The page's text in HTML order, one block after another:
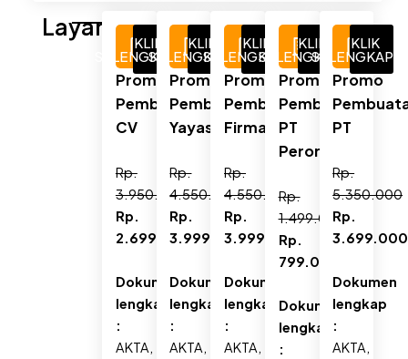
Layanan
Promo
Pembuatan
CV
Rp.
3.950.000
Rp.
2.699.000
Dokumen
lengkap
:
AKTA,
KLIK
SELENGKAPNYA
Promo
Pembuatan
Yayasan
Rp.
4.550.000
Rp.
3.999.000
Dokumen
lengkap
:
AKTA,
KLIK
SELENGKAPNYA
Promo
Pembuatan
Firma
Rp.
4.550.000
Rp.
3.999.000
Dokumen
lengkap
:
AKTA,
KLIK
SELENGKAPNYA
Promo
Pembuatan
PT
Perorangan
Rp.
1.499.000
Rp.
799.000
Dokumen
lengkap
:
KLIK
SELENGKAPNYA
Promo
PT
Rp.
5.350.000
Rp.
3.699.000
Dokumen
lengkap
:
AKTA,
KLIK